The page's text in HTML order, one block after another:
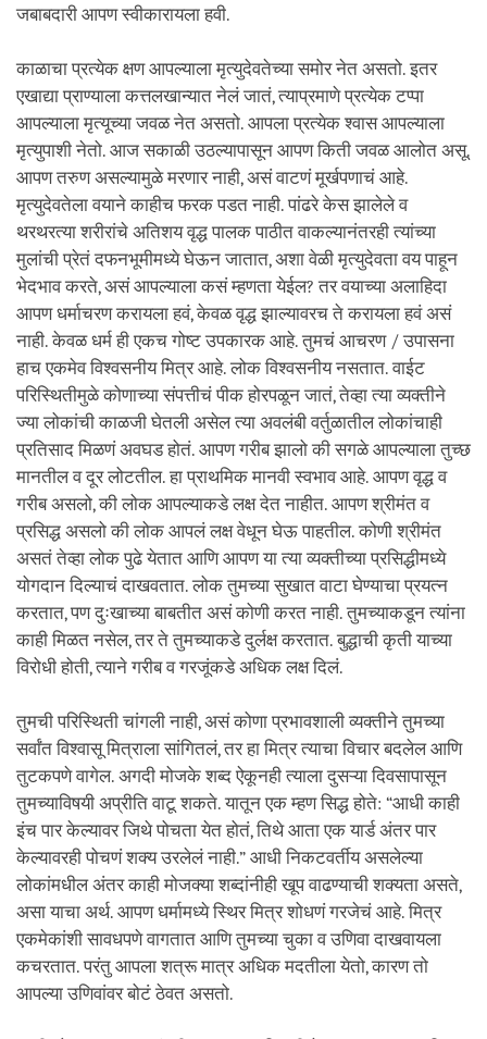
जबाबदारी आपण स्वीकारायला हवी.
काळाचा प्रत्येक क्षण आपल्याला मृत्युदेवतेच्या समोर नेत असतो. इतर
एखाद्या प्राण्याला कत्तलखान्यात नेलं जातं, त्याप्रमाणे प्रत्येक टप्पा
आपल्याला मृत्यूच्या जवळ नेत असतो. आपला प्रत्येक श्वास आपल्याला
मृत्युपाशी नेतो. आज सकाळी उठल्यापासून आपण किती जवळ आलोत असू.
आपण तरुण असल्यामुळे मरणार नाही, असं वाटणं मूर्खपणाचं आहे.
मृत्युदेवतेला वयाने काहीच फरक पडत नाही. पांढरे केस झालेले व
थरथरत्या शरीरांचे अतिशय वृद्ध पालक पाठीत वाकल्यानंतरही त्यांच्या
मुलांची प्रेतं दफनभूमीमध्ये घेऊन जातात, अशा वेळी मृत्युदेवता वय पाहून
भेदभाव करते, असं आपल्याला कसं म्हणता येईल? तर वयाच्या अलाहिदा
आपण धर्माचरण करायला हवं, केवळ वृद्ध झाल्यावरच ते करायला हवं असं
नाही. केवळ धर्म ही एकच गोष्ट उपकारक आहे. तुमचं आचरण / उपासना
हाच एकमेव विश्वसनीय मित्र आहे. लोक विश्वसनीय नसतात. वाईट
परिस्थितीमुळे कोणाच्या संपत्तीचं पीक होरपळून जातं, तेव्हा त्या व्यक्तीने
ज्या लोकांची काळजी घेतली असेल त्या अवलंबी वर्तुळातील लोकांचाही
प्रतिसाद मिळणं अवघड होतं. आपण गरीब झालो की सगळे आपल्याला तुच्छ
मानतील व दूर लोटतील. हा प्राथमिक मानवी स्वभाव आहे. आपण वृद्ध व
गरीब असलो, की लोक आपल्याकडे लक्ष देत नाहीत. आपण श्रीमंत व
प्रसिद्ध असलो की लोक आपलं लक्ष वेधून घेऊ पाहतील. कोणी श्रीमंत
असतं तेव्हा लोक पुढे येतात आणि आपण या त्या व्यक्तीच्या प्रसिद्धीमध्ये
योगदान दिल्याचं दाखवतात. लोक तुमच्या सुखात वाटा घेण्याचा प्रयत्न
करतात, पण दुःखाच्या बाबतीत असं कोणी करत नाही. तुमच्याकडून त्यांना
काही मिळत नसेल, तर ते तुमच्याकडे दुर्लक्ष करतात. बुद्धाची कृती याच्या
विरोधी होती, त्याने गरीब व गरजूंकडे अधिक लक्ष दिलं.
तुमची परिस्थिती चांगली नाही, असं कोणा प्रभावशाली व्यक्तीने तुमच्या
सर्वांत विश्वासू मित्राला सांगितलं, तर हा मित्र त्याचा विचार बदलेल आणि
तुटकपणे वागेल. अगदी मोजके शब्द ऐकूनही त्याला दुसऱ्या दिवसापासून
तुमच्याविषयी अप्रीति वाटू शकते. यातून एक म्हण सिद्ध होते: “आधी काही
इंच पार केल्यावर जिथे पोचता येत होतं, तिथे आता एक यार्ड अंतर पार
केल्यावरही पोचणं शक्य उरलेलं नाही.” आधी निकटवर्तीय असलेल्या
लोकांमधील अंतर काही मोजक्या शब्दांनीही खूप वाढण्याची शक्यता असते,
असा याचा अर्थ. आपण धर्मामध्ये स्थिर मित्र शोधणं गरजेचं आहे. मित्र
एकमेकांशी सावधपणे वागतात आणि तुमच्या चुका व उणिवा दाखवायला
कचरतात. परंतु आपला शत्रू मात्र अधिक मदतीला येतो, कारण तो
आपल्या उणिवांवर बोटं ठेवत असतो.